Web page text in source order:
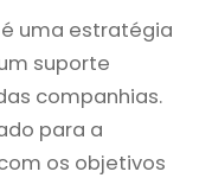
uma estratégia
suporte
companhias.
para a
os objetivos